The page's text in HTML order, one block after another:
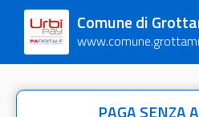
Comune di
PAGA SENZA